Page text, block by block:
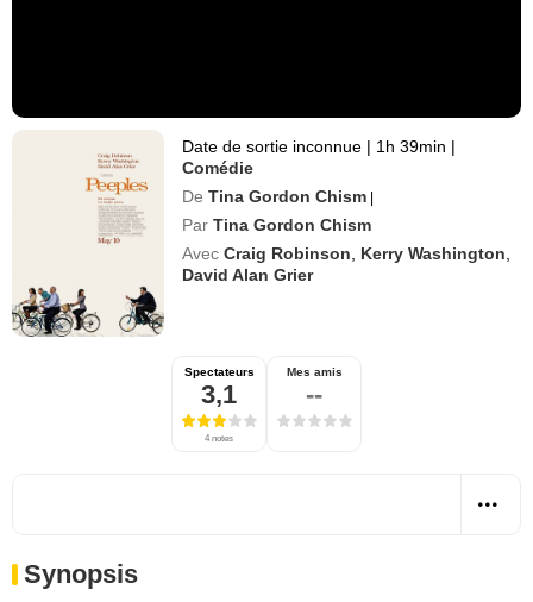
Date de sortie inconnue | 1h 39min |
Comédie
De Tina Gordon Chism |
Par Tina Gordon Chism
Avec Craig Robinson Kerry Washington
David Alan Grier
Spectateurs
3,1
4 notes
Mes amis
--
Synopsis